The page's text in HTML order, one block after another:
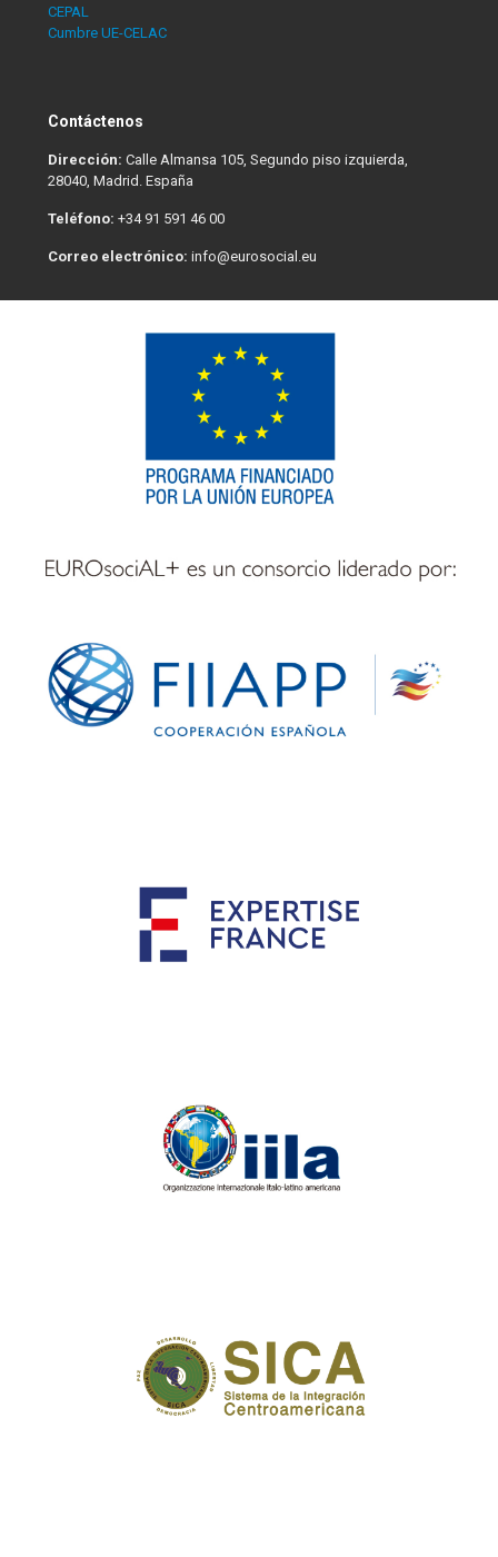
CEPAL
Cumbre UE-CELAC
Contáctenos
Dirección: Calle Almansa 105, Segundo piso izquierda,
28040, Madrid. España
Teléfono: +34 91 591 46 00
Correo electrónico: info@eurosocial.eu